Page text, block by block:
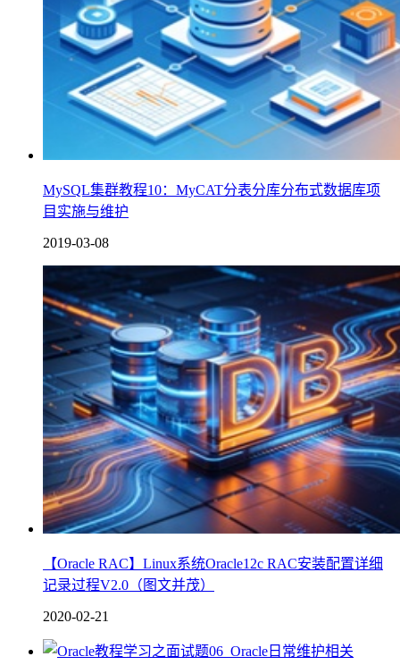
MySQL集群教程10：MyCAT分表分库分布式数据库项
目实施与维护
2019-03-08
【Oracle RAC】Linux系统Oracle12c RAC安装配置详细
记录过程V2.0（图文并茂）
2020-02-21